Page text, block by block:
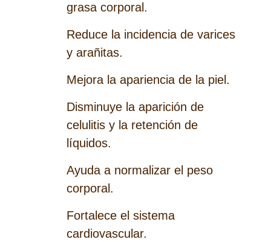
grasa corporal.
Reduce la incidencia de varices
y arañitas.
Mejora la apariencia de la piel.
Disminuye la aparición de
celulitis y la retención de
líquidos.
Ayuda a normalizar el peso
corporal.
Fortalece el sistema
cardiovascular.